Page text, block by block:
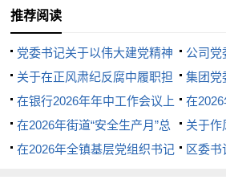
上。要深化“我为群众办实事”实践
续推出更多便民利企举措，不断优
持和发展新时代“枫桥经验”，深化
动，用心用情用力解决群众急难愁
人民群众的获得感、幸福感、安全
推荐阅读
党委书记关于以伟大建党精神
引领中国式现代化新篇章的研讨
发言
公司党
彻习近
料
关于在正风肃纪反腐中履职担
当的研讨发言
集团党
平党建
在银行2026年年中工作会议上
的汇报发言
在
护群众
议上的
在2026年街道“安全生产月”总
结复盘暨隐患整改攻坚推进会上
关于作
官僚主
在2026年全镇基层党组织书记
区委书